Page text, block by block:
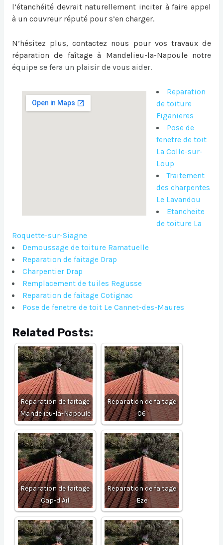
l’étanchéité devrait naturellement inciter à faire appel
à un couvreur réputé pour s’en charger.
N’hésitez plus, contactez nous pour vos travaux de
réparation de faîtage à Mandelieu-la-Napoule notre
équipe se fera un plaisir de vous aider.
Reparation
de toiture
Figanieres
Pose de
fenetre de toit
La Colle-sur-
Loup
Traitement
des charpentes
Le Lavandou
Etancheite
de toiture La
Roquette-sur-Siagne
Demoussage de toiture Ramatuelle
Reparation de faitage Drap
Charpentier Drap
Remplacement de tuiles Regusse
Reparation de faitage Cotignac
Pose de fenetre de toit Le Cannet-des-Maures
Related Posts:
Reparation de faitage
Mandelieu-la-Napoule
Reparation de faitage
06
Reparation de faitage
Cap-d Ail
Reparation de faitage
Eze